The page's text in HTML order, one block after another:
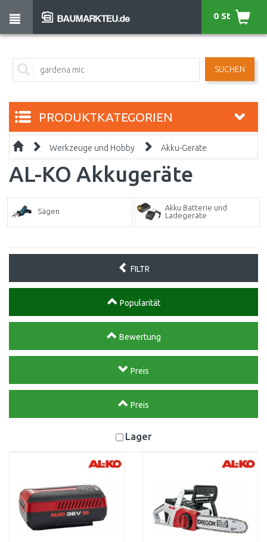
SUCHEN
0 St
PRODUKTKATEGORIEN
Werkzeuge und Hobby Akku-Geräte
AL-KO Akkugeräte
Sägen
Akku Batterie und
Ladegeräte
FILTR
Popularität
Bewertung
Preis
Preis
Lager